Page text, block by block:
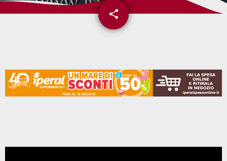
share
email